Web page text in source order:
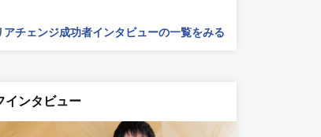
アチェンジ成功者インタビューの一覧をみる
インタビュー